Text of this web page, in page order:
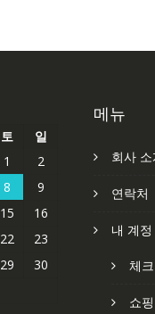
토
일
1
2
8
9
15
16
22
23
29
30
메뉴
회사 소
연락처
내 계정
체
쇼